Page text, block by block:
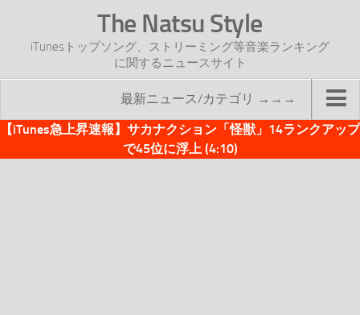
The Natsu Style
iTunesトップソング、ストリーミング等音楽ランキング
に関するニュースサイト
最新ニュース/カテゴリ →→→
TOP
【iTunes急上昇速報】サカナクション「怪獣」14ランクアップ
で45位に浮上 (4:10)